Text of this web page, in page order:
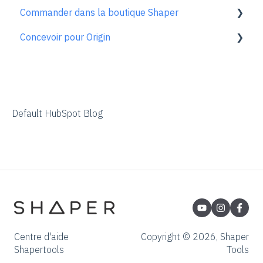
Entretien & maintenance
En savoir plus
FAQ sur ShaperTape
Shaper Plate
Gen1 Origin
ShaperHub general
ShaperHub
Soutien aux comptes
Commander dans la boutique Shaper
FAQ sur le procédé de commande
Concevoir pour Origin
Affinity Designer
Palette CAD
Rhino 3d
Default HubSpot Blog
Centre d'aide
Shapertools
Copyright © 2026, Shaper
Tools